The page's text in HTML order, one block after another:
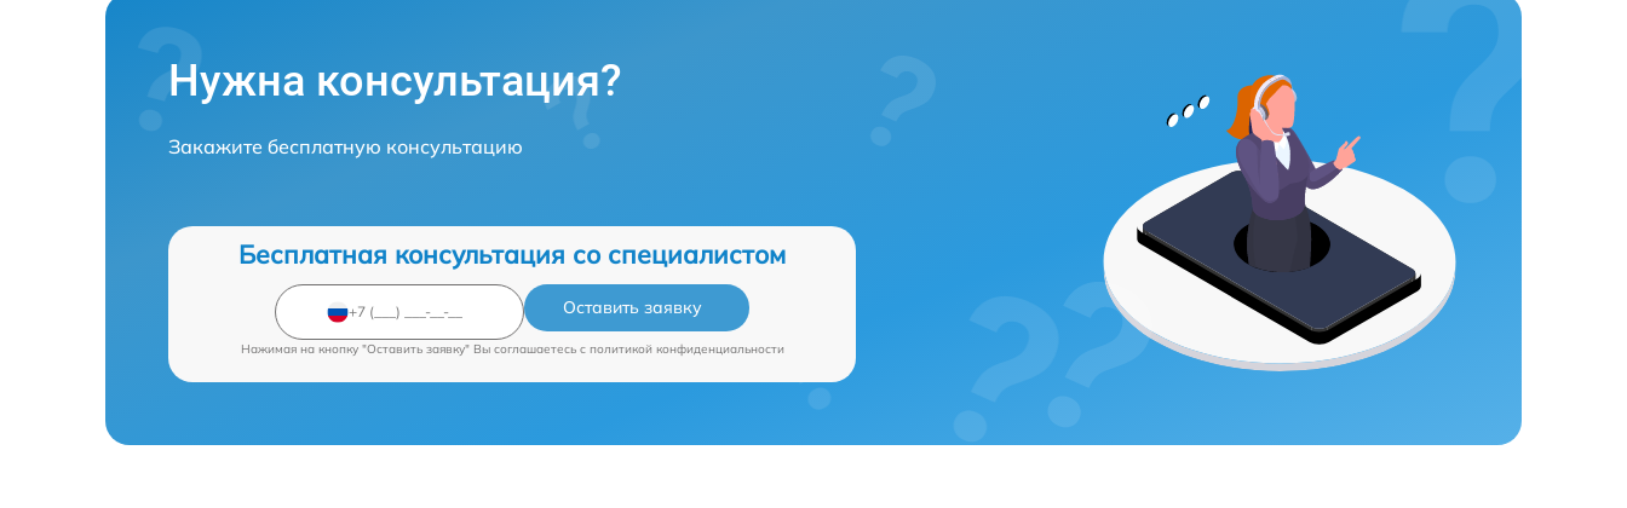
Нужна консультация?
Закажите бесплатную консультацию
Бесплатная консультация со специалистом
Оставить заявку
Нажимая на кнопку "Оставить заявку" Вы соглашаетесь c политикой конфиденциальности